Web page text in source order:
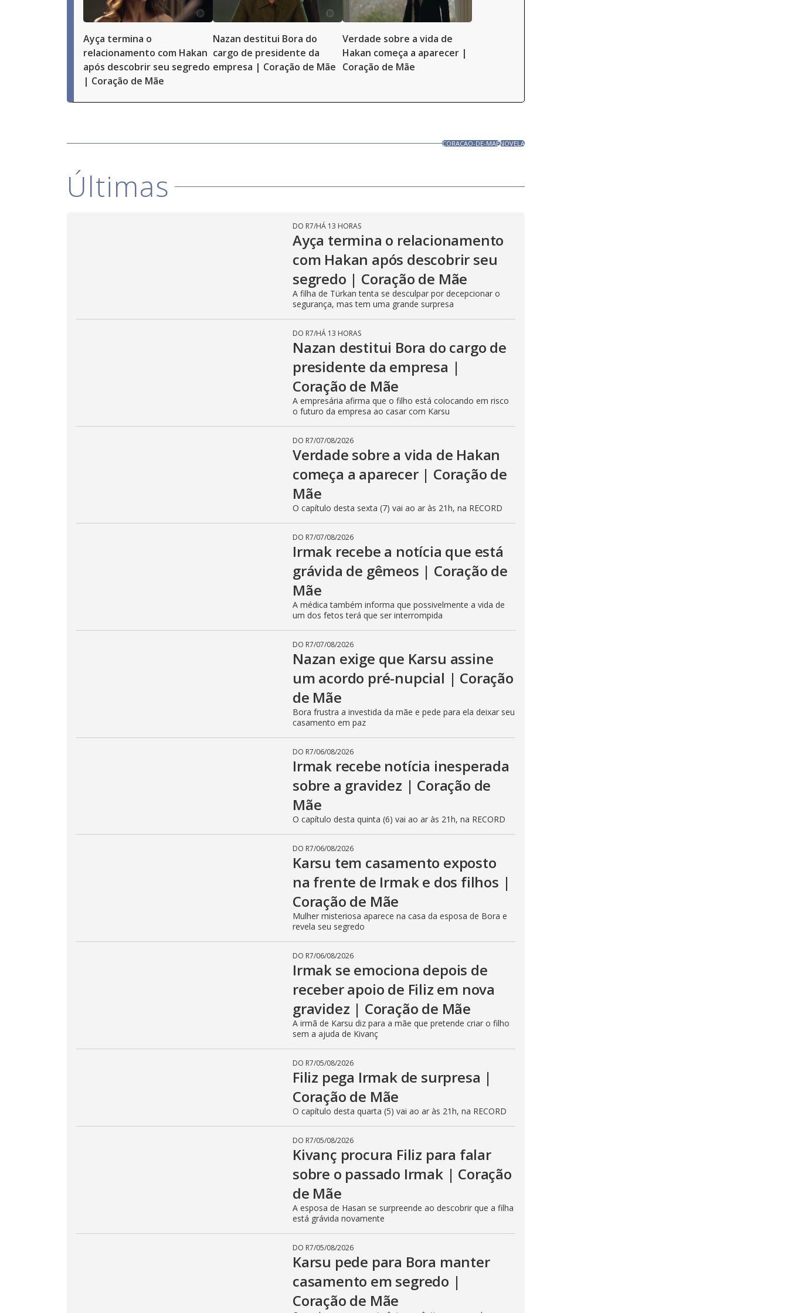
Ayça termina o
relacionamento com Hakan
após descobrir seu segredo
| Coração de Mãe
Nazan destitui Bora do
cargo de presidente da
empresa | Coração de Mãe
Verdade sobre a vida de
Hakan começa a aparecer |
Coração de Mãe
CORACAO-DE-MAENOVELA
Últimas
DO R7/HÁ 13 HORAS
Ayça termina o relacionamento
com Hakan após descobrir seu
segredo | Coração de Mãe
A filha de Türkan tenta se desculpar por decepcionar o
segurança, mas tem uma grande surpresa
DO R7/HÁ 13 HORAS
Nazan destitui Bora do cargo de
presidente da empresa |
Coração de Mãe
A empresária afirma que o filho está colocando em risco
o futuro da empresa ao casar com Karsu
DO R7/07/08/2026
Verdade sobre a vida de Hakan
começa a aparecer | Coração de
Mãe
O capítulo desta sexta (7) vai ao ar às 21h, na RECORD
DO R7/07/08/2026
Irmak recebe a notícia que está
grávida de gêmeos | Coração de
Mãe
A médica também informa que possivelmente a vida de
um dos fetos terá que ser interrompida
DO R7/07/08/2026
Nazan exige que Karsu assine
um acordo pré-nupcial | Coração
de Mãe
Bora frustra a investida da mãe e pede para ela deixar seu
casamento em paz
DO R7/06/08/2026
Irmak recebe notícia inesperada
sobre a gravidez | Coração de
Mãe
O capítulo desta quinta (6) vai ao ar às 21h, na RECORD
DO R7/06/08/2026
Karsu tem casamento exposto
na frente de Irmak e dos filhos |
Coração de Mãe
Mulher misteriosa aparece na casa da esposa de Bora e
revela seu segredo
DO R7/06/08/2026
Irmak se emociona depois de
receber apoio de Filiz em nova
gravidez | Coração de Mãe
A irmã de Karsu diz para a mãe que pretende criar o filho
sem a ajuda de Kivanç
DO R7/05/08/2026
Filiz pega Irmak de surpresa |
Coração de Mãe
O capítulo desta quarta (5) vai ao ar às 21h, na RECORD
DO R7/05/08/2026
Kivanç procura Filiz para falar
sobre o passado Irmak | Coração
de Mãe
A esposa de Hasan se surpreende ao descobrir que a filha
está grávida novamente
DO R7/05/08/2026
Karsu pede para Bora manter
casamento em segredo |
Coração de Mãe